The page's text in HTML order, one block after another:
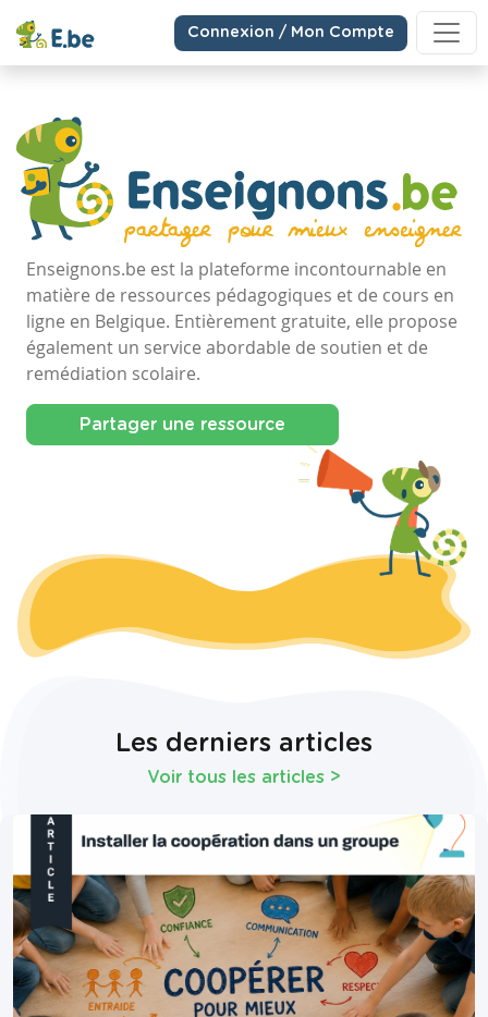
Connexion / Mon Compte
Enseignons.be est la plateforme incontournable en
matière de ressources pédagogiques et de cours en
ligne en Belgique. Entièrement gratuite, elle propose
également un service abordable de soutien et de
remédiation scolaire.
Partager une ressource
Les derniers articles
Voir tous les articles >